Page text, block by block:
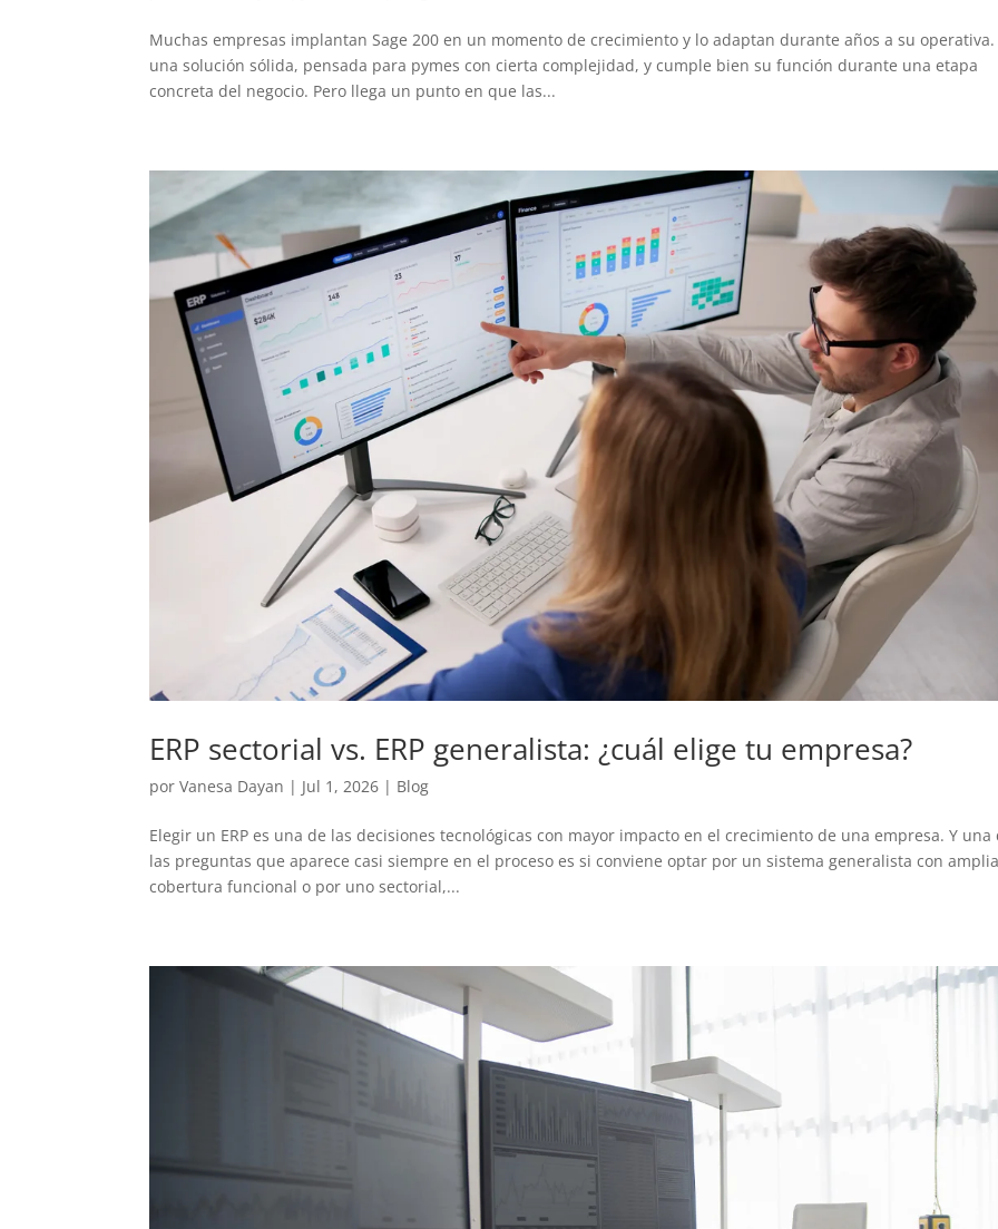
Muchas empresas implantan Sage 200 en un momento de crecimiento y lo adaptan durante años a su operativa.
una solución sólida, pensada para pymes con cierta complejidad, y cumple bien su función durante una etapa
concreta del negocio. Pero llega un punto en que las...
ERP sectorial vs. ERP generalista: ¿cuál elige tu empresa?
porVanesa Dayan | Jul 1, 2026 | Blog
Elegir un ERP es una de las decisiones tecnológicas con mayor impacto en el crecimiento de una empresa. Y una
las preguntas que aparece casi siempre en el proceso es si conviene optar por un sistema generalista con
cobertura funcional o por uno sectorial,...